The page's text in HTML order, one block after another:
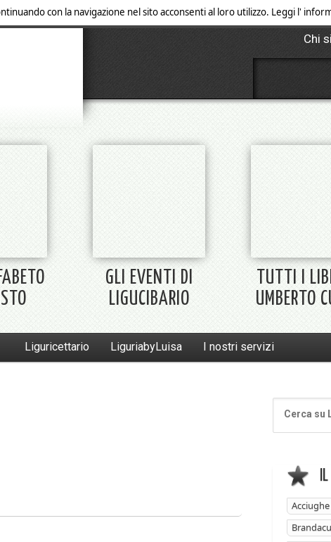
con la navigazione nel sito acconsenti al loro utilizzo. Leggi l'
Chi
GLI EVENTI DI
LIGUCIBARIO
TUTTI I
UMBERTO
Liguricettario LiguriabyLuisa I nostri servizi
Acciughe